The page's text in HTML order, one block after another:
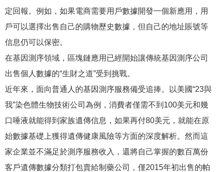
定回報。例如，如果電商需要用戶數據開發一個新應用，用
戶可以選擇出售自己的購物歷史數據，但自己的地址賬號等
信息仍可以保密。
在基因測序領域，區塊鏈應用已經開始讓傳統基因測序公司
出售個人數據的“生財之道”受到挑戰。
近年來，面向普通人的基因測序服務備受追捧。以美國“23與
我”染色體生物技術公司為例，消費者僅需不到100美元和幾
口唾液就能得到家族遺傳信息，如果再付80美元，就能在原
始數據基礎上獲得遺傳健康風險等方面的深度解析。然而這
家企業並不滿足於測序服務收入，還將自己掌握的數百萬份
客戶遺傳數據分類打包賣給制藥公司，僅2015年初出售的帕